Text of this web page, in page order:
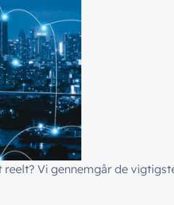
Vi gennemgår de